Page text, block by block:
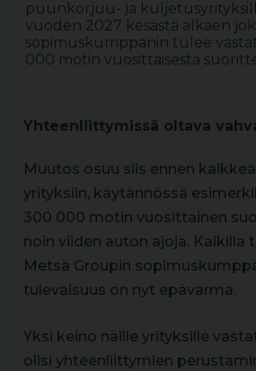
puunkorjuu- ja
vuoden 2027 kesästä alkaen
sopimuskumppanin tulee
000 motin vuosittaisesta
Yhteenliittymissä oltava
Muutos osuu siis ennen
yrityksiin, käytännössä
300 000 motin vuosittainen
noin viiden auton ajoja. Kaikilla
Metsä Groupin
tulevaisuus on nyt epävarma.
Yksi keino näille yrityksille
olisi yhteenliittymien